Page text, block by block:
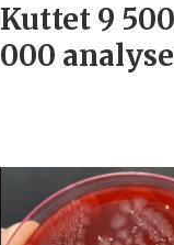
Kuttet 9
000